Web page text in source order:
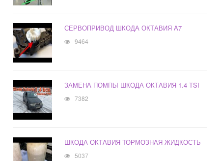
СЕРВОПРИВОД ШКОДА ОКТАВИЯ А7
9464
ЗАМЕНА ПОМПЫ ШКОДА ОКТАВИЯ 1.4 TSI
7382
ШКОДА ОКТАВИЯ ТОРМОЗНАЯ ЖИДКОСТЬ
5037